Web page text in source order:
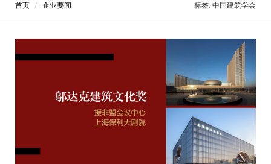
首页 企业要闻 标签: 中国建筑学会